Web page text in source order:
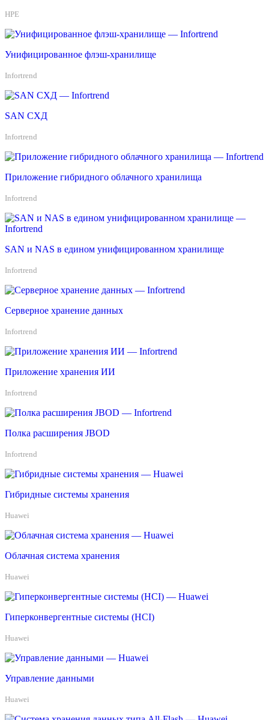
HPE
Унифицированное флэш-хранилище
Infortrend
SAN СХД
Infortrend
Приложение гибридного облачного хранилища
Infortrend
SAN и NAS в едином унифицированном хранилище
Infortrend
Серверное хранение данных
Infortrend
Приложение хранения ИИ
Infortrend
Полка расширения JBOD
Infortrend
Гибридные системы хранения
Huawei
Облачная система хранения
Huawei
Гиперконвергентные системы (HCI)
Huawei
Управление данными
Huawei